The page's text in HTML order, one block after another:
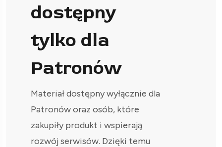
dostępny
tylko dla
Patronów
Materiał dostępny wyłącznie dla
Patronów oraz osób, które
zakupiły produkt i wspierają
rozwój serwisów. Dzięki temu